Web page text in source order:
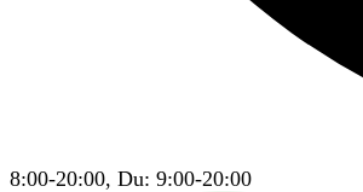
8:00-20:00, Du: 9:00-20:00